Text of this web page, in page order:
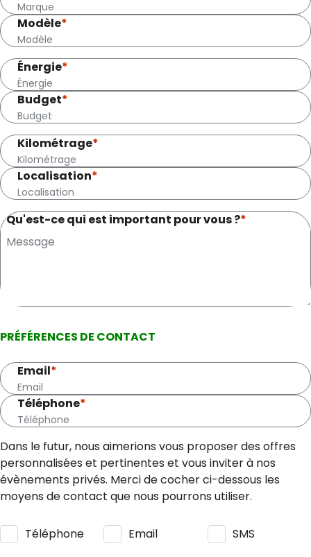
Modèle*
Énergie*
Budget*
Kilométrage*
Localisation*
Qu'est-ce qui est important pour vous ?*
PRÉFÉRENCES DE CONTACT
Email*
Téléphone*
Dans le futur, nous aimerions vous proposer des offres
personnalisées et pertinentes et vous inviter à nos
évènements privés. Merci de cocher ci-dessous les
moyens de contact que nous pourrons utiliser.
Téléphone Email
SMS